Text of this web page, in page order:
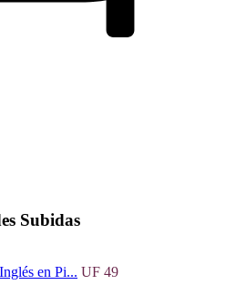
Subidas
en Pi... UF 49